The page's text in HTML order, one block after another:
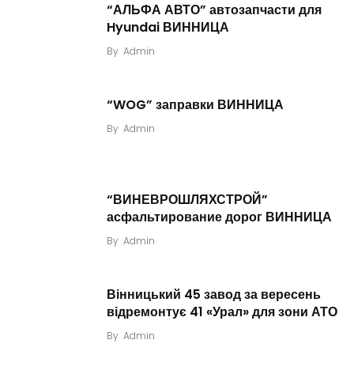
“АЛЬФА АВТО” автозапчасти для
Hyundai ВИННИЦА
By Admin
“WOG” заправки ВИННИЦА
By Admin
“ВИНЕВРОШЛЯХСТРОЙ”
асфальтирование дорог ВИННИЦА
By Admin
Вінницький 45 завод за вересень
відремонтує 41 «Урал» для зони АТО
By Admin